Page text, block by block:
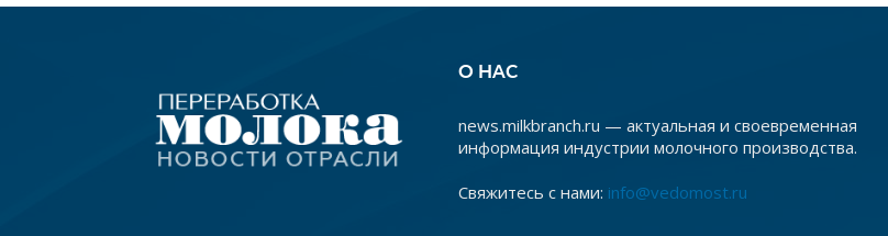
О НАС
news.milkbranch.ru — актуальная и своевременная
информация индустрии молочного производства.
Свяжитесь с нами: info@vedomost.ru